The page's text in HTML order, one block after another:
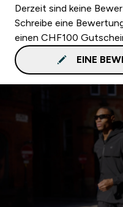
Derzeit sind keine
Schreibe eine
einen CHF100
EINE